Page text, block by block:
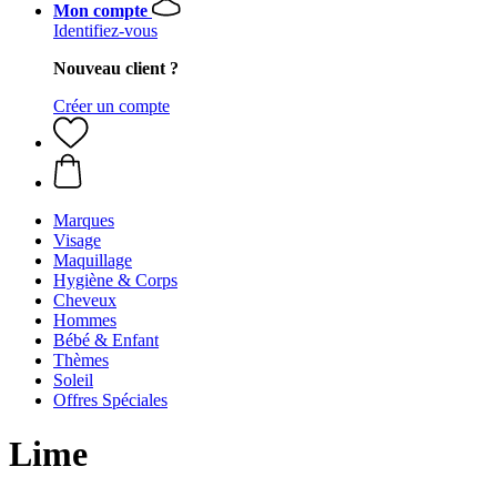
Mon compte
Identifiez-vous
Nouveau client ?
Créer un compte
Marques
Visage
Maquillage
Hygiène & Corps
Cheveux
Hommes
Bébé & Enfant
Thèmes
Soleil
Offres Spéciales
Lime